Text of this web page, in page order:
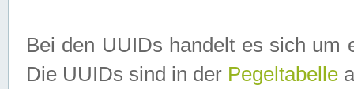
Bei den UUIDs handelt es sich um
Die UUIDs sind in der Pegeltabelle